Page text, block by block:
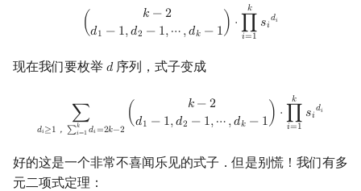
( 𝑘 −2
𝑑1 − 1,𝑑2 − 1,⋯,𝑑𝑘 − 1 ) ⋅
𝑘
∏
𝑖=1
𝑠𝑖
𝑑𝑖
d2−1,⋯ ∏i 1ksi
现在我们要枚举 𝑑
d序列，式子变成
∑
𝑑𝑖≥1 ， ∑𝑘
𝑖=1 𝑑𝑖=2𝑘−2
( 𝑘−2
𝑑1 − 1,𝑑2 − 1,⋯,𝑑𝑘 − 1 ) ⋅
𝑘
∏
𝑖=1
𝑠𝑖
𝑑𝑖
，∑i= k −1 ,d 2− )⋅ i=1k d
好的这是一个非常不喜闻乐见的式子．但是别慌！我们有多
元二项式定理：